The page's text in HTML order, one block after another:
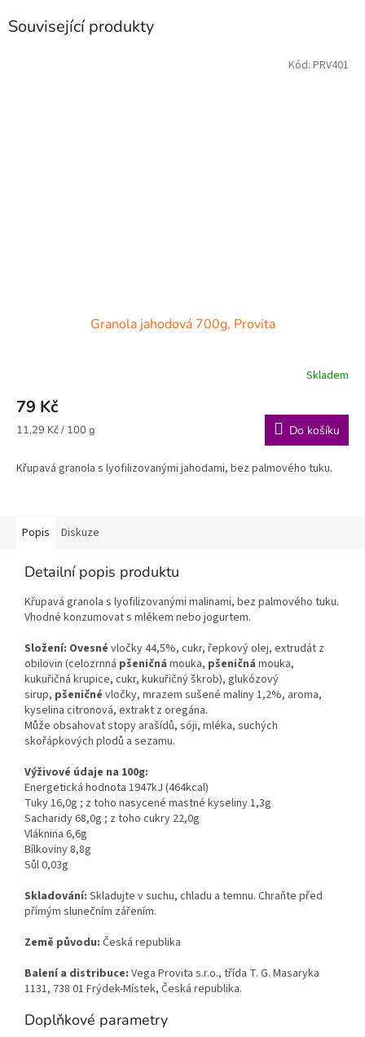
Související produkty
Granola jahodová 700g, Provita
Skladem
79 Kč
Měrná
11,29 Kč / 100 g Do košíku
Křupavá granola s lyofilizovanými jahodami, bez palmového tuku.
Kód: PRV401
Popis Diskuze
Detailní popis produktu
Křupavá granola s lyofilizovanými malinami, bez palmového tuku.
Vhodné konzumovat s mlékem nebo jogurtem.
Složení: Ovesné vločky 44,5%, cukr, řepkový olej, extrudát z
obilovin (celozrnná pšeničná mouka, pšeničná mouka,
kukuřičná krupice, cukr, kukuřičný škrob), glukózový
sirup, pšeničné vločky, mrazem sušené maliny 1,2%, aroma,
kyselina citronová, extrakt z oregána.
Může obsahovat stopy arašídů, sóji, mléka, suchých
skořápkových plodů a sezamu.
Výživové údaje na 100g:
Energetická hodnota 1947kJ (464kcal)
Tuky 16,0g ; z toho nasycené mastné kyseliny 1,3g
Sacharidy 68,0g ; z toho cukry 22,0g
Vláknina 6,6g
Bílkoviny 8,8g
Sůl 0,03g
Skladování: Skladujte v suchu, chladu a temnu. Chraňte před
přímým slunečním zářením.
Země původu: Česká republika
Balení a distribuce: Vega Provita s.r.o., třída T. G. Masaryka
1131, 738 01 Frýdek-Místek, Česká republika.
Doplňkové parametry